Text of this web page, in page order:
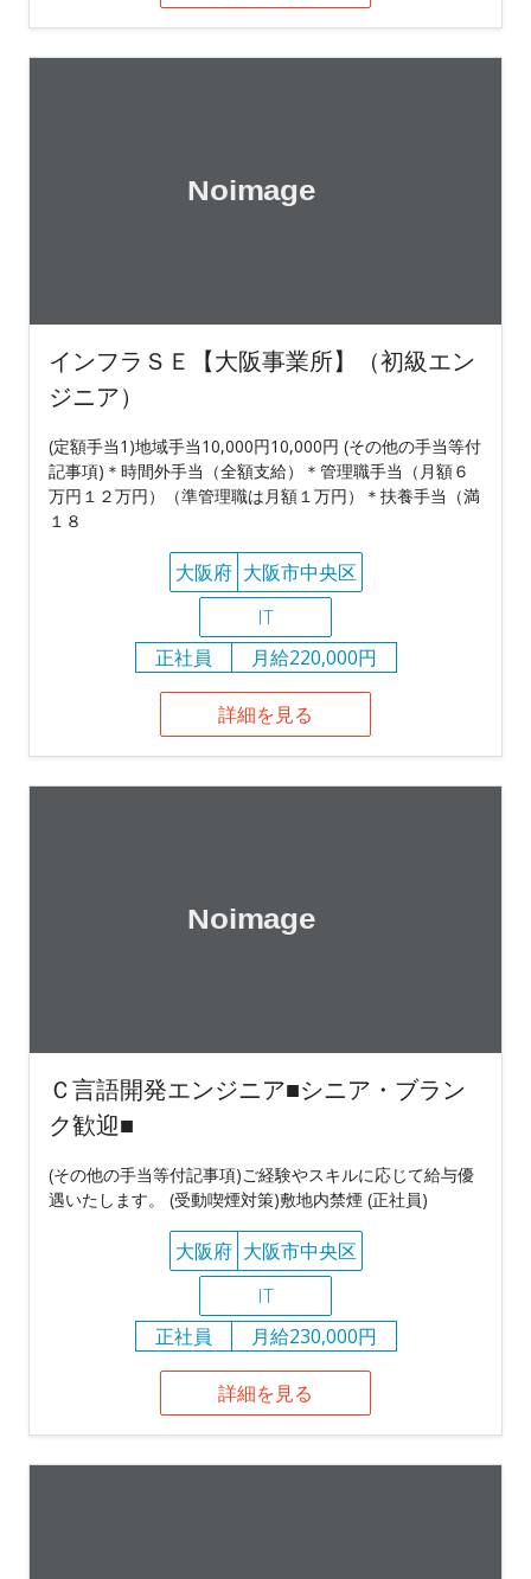
インフラＳＥ【大阪事業所】（初級エン
ジニア）
(定額手当1)地域手当10,000円10,000円 (その他の手当等付
記事項)＊時間外手当（全額支給）＊管理職手当（月額６
万円１２万円）（準管理職は月額１万円）＊扶養手当（満
１８
大阪府 大阪市中央区
IT
正社員
月給220,000円
詳細を見る
Ｃ言語開発エンジニア■シニア・ブラン
ク歓迎■
(その他の手当等付記事項)ご経験やスキルに応じて給与優
遇いたします。 (受動喫煙対策)敷地内禁煙 (正社員)
大阪府 大阪市中央区
IT
正社員
月給230,000円
詳細を見る